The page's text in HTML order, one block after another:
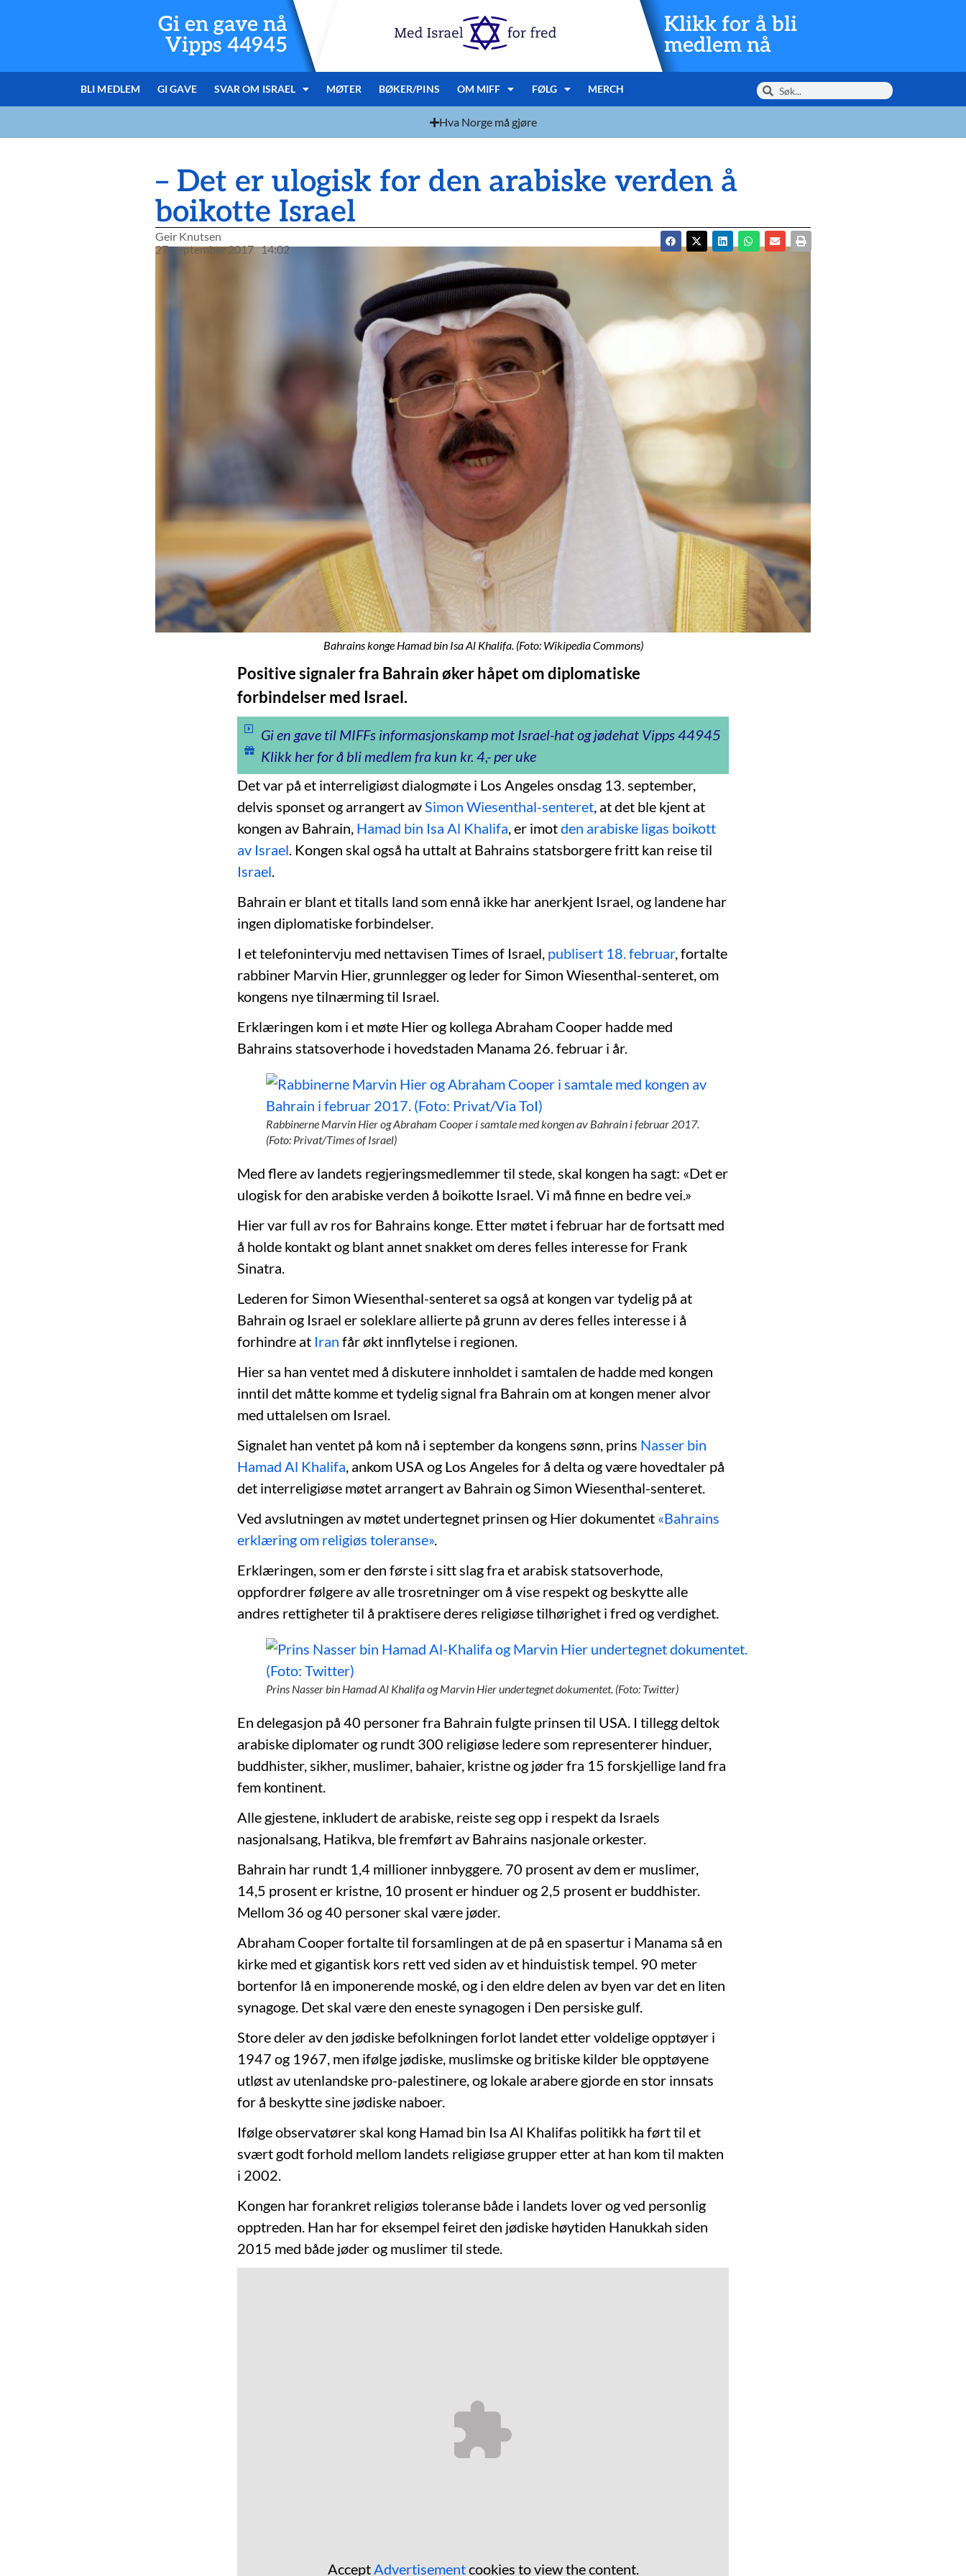
Gi en gave nå
Vipps 44945
Klikk for å bli
medlem nå
BLI MEDLEM GI GAVE SVAR OM ISRAEL MØTER BØKER/PINS OM MIFF FØLG MERCH
Hva Norge må gjøre
– Det er ulogisk for den arabiske verden å
boikotte Israel
Geir Knutsen
27. september 2017 14:02
Bahrains konge Hamad bin Isa Al Khalifa. (Foto: Wikipedia Commons)
Positive signaler fra Bahrain øker håpet om diplomatiske
forbindelser med Israel.
Gi en gave til MIFFs informasjonskamp mot Israel-hat og jødehat Vipps 44945
Klikk her for å bli medlem fra kun kr. 4,- per uke
Det var på et interreligiøst dialogmøte i Los Angeles onsdag 13. september,
delvis sponset og arrangert avSimon Wiesenthal-senteret, at det ble kjent at
kongen av Bahrain, Hamad bin Isa Al Khalifa, er imotden arabiske ligas boikott
av Israel. Kongen skal også ha uttalt at Bahrains statsborgere fritt kan reise til
Israel.
Bahrain er blant et titalls land som ennå ikke har anerkjent Israel, og landene har
ingen diplomatiske forbindelser.
I et telefonintervju med nettavisen Times of Israel, publisert 18. februar, fortalte
rabbiner Marvin Hier, grunnlegger og leder for Simon Wiesenthal-senteret, om
kongens nye tilnærming til Israel.
Erklæringen kom i et møte Hier og kollega Abraham Cooper hadde med
Bahrains statsoverhode i hovedstaden Manama 26. februar i år.
Rabbinerne Marvin Hier og Abraham Cooper i samtale med kongen av Bahrain i februar 2017.
(Foto: Privat/Times of Israel)
Med flere av landets regjeringsmedlemmer til stede, skal kongen ha sagt: «Det er
ulogisk for den arabiske verden å boikotte Israel. Vi må finne en bedre vei.»
Hier var full av ros for Bahrains konge. Etter møtet i februar har de fortsatt med
å holde kontakt og blant annet snakket om deres felles interesse for Frank
Sinatra.
Lederen for Simon Wiesenthal-senteret sa også at kongen var tydelig på at
Bahrain og Israel er soleklare allierte på grunn av deres felles interesse i å
forhindre at Iran får økt innflytelse i regionen.
Hier sa han ventet med å diskutere innholdet i samtalen de hadde med kongen
inntil det måtte komme et tydelig signal fra Bahrain om at kongen mener alvor
med uttalelsen om Israel.
Signalet han ventet på kom nå i september da kongens sønn, prins Nasser bin
Hamad Al Khalifa, ankom USA og Los Angeles for å delta og være hovedtaler på
det interreligiøse møtet arrangert av Bahrain og Simon Wiesenthal-senteret.
Ved avslutningen av møtet undertegnet prinsen og Hier dokumentet «Bahrains
erklæring om religiøs toleranse».
Erklæringen, som er den første i sitt slag fra et arabisk statsoverhode,
oppfordrer følgere av alle trosretninger om å vise respekt og beskytte alle
andres rettigheter til å praktisere deres religiøse tilhørighet i fred og verdighet.
Prins Nasser bin Hamad Al Khalifa og Marvin Hier undertegnet dokumentet. (Foto: Twitter)
En delegasjon på 40 personer fra Bahrain fulgte prinsen til USA. I tillegg deltok
arabiske diplomater og rundt 300 religiøse ledere som representerer hinduer,
buddhister, sikher, muslimer, bahaier, kristne og jøder fra 15 forskjellige land fra
fem kontinent.
Alle gjestene, inkludert de arabiske, reiste seg opp i respekt da Israels
nasjonalsang, Hatikva, ble fremført av Bahrains nasjonale orkester.
Bahrain har rundt 1,4 millioner innbyggere. 70 prosent av dem er muslimer,
14,5 prosent er kristne, 10 prosent er hinduer og 2,5 prosent er buddhister.
Mellom 36 og 40 personer skal være jøder.
Abraham Cooper fortalte til forsamlingen at de på en spasertur i Manama så en
kirke med et gigantisk kors rett ved siden av et hinduistisk tempel. 90 meter
bortenfor lå en imponerende moské, og i den eldre delen av byen var det en liten
synagoge. Det skal være den eneste synagogen i Den persiske gulf.
Store deler av den jødiske befolkningen forlot landet etter voldelige opptøyer i
1947 og 1967, men ifølge jødiske, muslimske og britiske kilder ble opptøyene
utløst av utenlandske pro-palestinere, og lokale arabere gjorde en stor innsats
for å beskytte sine jødiske naboer.
Ifølge observatører skal kong Hamad bin Isa Al Khalifas politikk ha ført til et
svært godt forhold mellom landets religiøse grupper etter at han kom til makten
i 2002.
Kongen har forankret religiøs toleranse både i landets lover og ved personlig
opptreden. Han har for eksempel feiret den jødiske høytiden Hanukkah siden
2015 med både jøder og muslimer til stede.
AcceptAdvertisementcookies to view the content.